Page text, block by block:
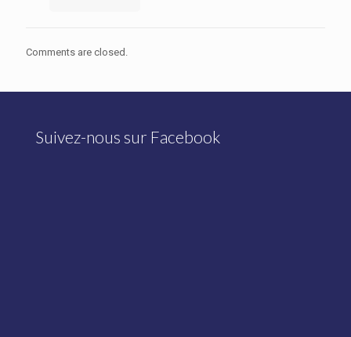
Comments are closed.
Suivez-nous sur Facebook